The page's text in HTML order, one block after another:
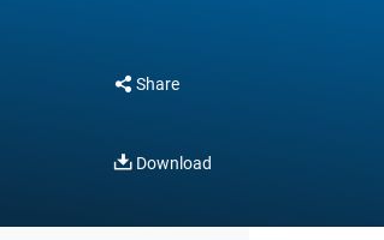
Share
Download